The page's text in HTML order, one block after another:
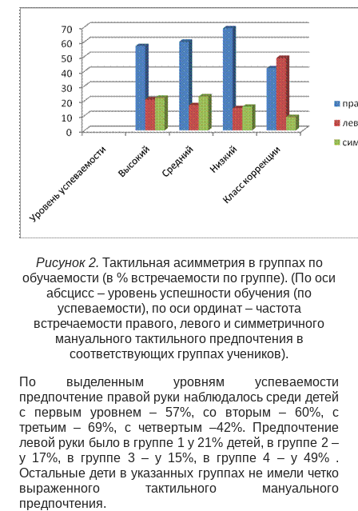
Рисунок 2. Тактильная асимметрия в группах по
обучаемости (в % встречаемости по группе). (По оси
абсцисс – уровень успешности обучения (по
успеваемости), по оси ординат – частота
встречаемости правого, левого и симметричного
мануального тактильного предпочтения в
соответствующих группах учеников).
По выделенным уровням успеваемости
предпочтение правой руки наблюдалось среди детей
с первым уровнем – 57%, со вторым – 60%, с
третьим – 69%, с четвертым –42%. Предпочтение
левой руки было в группе 1 у 21% детей, в группе 2 –
у 17%, в группе 3 – у 15%, в группе 4 – у 49% .
Остальные дети в указанных группах не имели четко
выраженного тактильного мануального
предпочтения.